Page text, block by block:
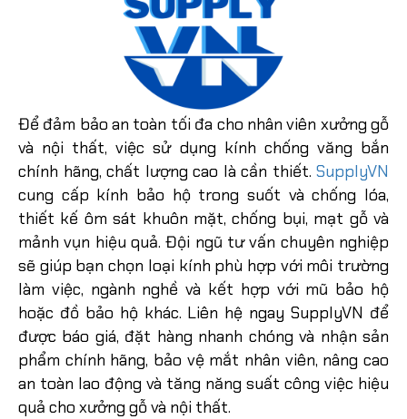
Để đảm bảo an toàn tối đa cho nhân viên xưởng gỗ
và nội thất, việc sử dụng kính chống văng bắn
chính hãng, chất lượng cao là cần thiết. SupplyVN
cung cấp kính bảo hộ trong suốt và chống lóa,
thiết kế ôm sát khuôn mặt, chống bụi, mạt gỗ và
mảnh vụn hiệu quả. Đội ngũ tư vấn chuyên nghiệp
sẽ giúp bạn chọn loại kính phù hợp với môi trường
làm việc, ngành nghề và kết hợp với mũ bảo hộ
hoặc đồ bảo hộ khác. Liên hệ ngay SupplyVN để
được báo giá, đặt hàng nhanh chóng và nhận sản
phẩm chính hãng, bảo vệ mắt nhân viên, nâng cao
an toàn lao động và tăng năng suất công việc hiệu
quả cho xưởng gỗ và nội thất.